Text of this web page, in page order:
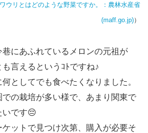
ウリとはどのような野菜ですか。：農林水産省
(maff.go.jp)）
巷にあふれているメロンの元祖が
言えるというｺﾄですね♪
としてでも食べたくなりました。
の栽培が多い様で、あまり関東で
いです😔
ケットで見つけ次第、購入が必要そ